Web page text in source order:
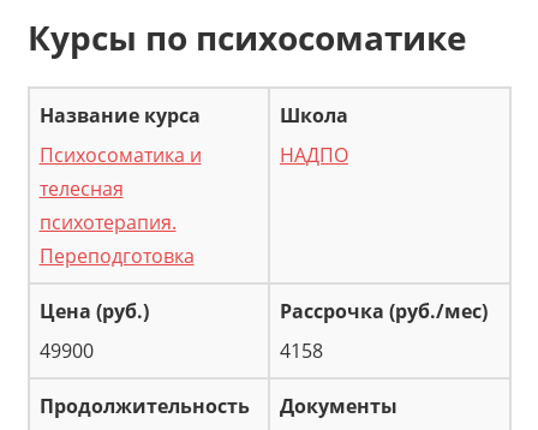
Курсы по психосоматике
Психосоматика и
телесная
психотерапия.
Переподготовка
НАДПО
49900 4158